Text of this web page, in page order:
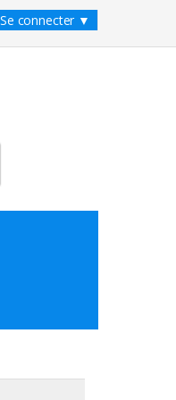
Se connecter ▼